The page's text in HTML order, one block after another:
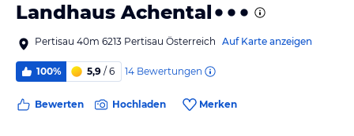
Landhaus Achental
Pertisau 40m 6213 Pertisau Österreich Auf Karte anzeigen
100% 5,9 / 6 14 Bewertungen
Bewerten Hochladen Merken